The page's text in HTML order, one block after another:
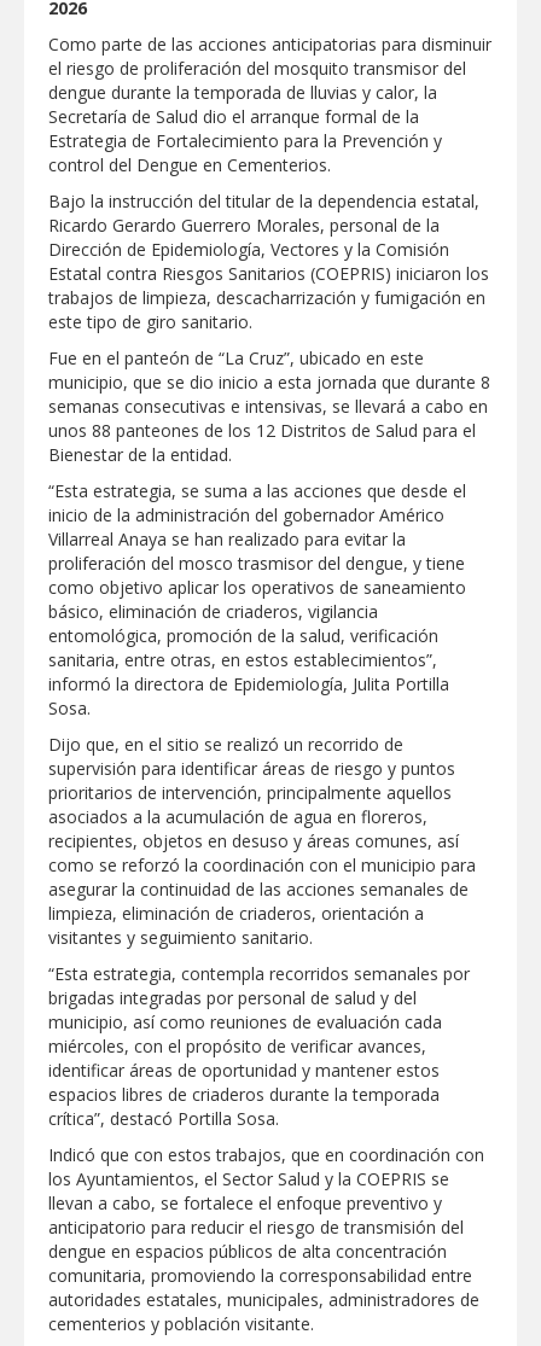
CONAEDU sobre redes sociales y
escuelas militarizadas
AVANZAN TRABAJOS DE
MODERNIZACIÓN EN AVENIDA
REFORMA; GOBIERNO MUNICIPAL
MANTIENE EL RITMO DE LAS OBRAS
PRIORITARIAS
Atendió Protección Civil de Reynosa
reportes ante lluvias
IMPULSA GESTIÓN AMBIENTAL
JORNADA DE MEJORA URBANA EN
HACIENDA SAN AGUSTÍN
Asegura alcalde de Reynosa buen
funcionamiento de Presa El Águila
GOBIERNO MUNICIPAL Y ESTATAL
CELEBRARÁN FERIA DEL EMPLEO EL
PRÓXIMO 18 DE AGOSTO
Logra STPS la generación de empleo
con más de 6 mil 900 colocaciones en
Tamaulipas
Anunciaron Gobierno Municipal,
PROFECO y CANACO: Feria de Regreso a
Clases 2026
Lleva gobierno de Reynosa programa
"Acción y Conciencia" a colonia
Integración Familiar
2026
Como parte de las acciones anticipatorias para disminuir
el riesgo de proliferación del mosquito transmisor del
dengue durante la temporada de lluvias y calor, la
Secretaría de Salud dio el arranque formal de la
Estrategia de Fortalecimiento para la Prevención y
control del Dengue en Cementerios.
Bajo la instrucción del titular de la dependencia estatal,
Ricardo Gerardo Guerrero Morales, personal de la
Dirección de Epidemiología, Vectores y la Comisión
Estatal contra Riesgos Sanitarios (COEPRIS) iniciaron los
trabajos de limpieza, descacharrización y fumigación en
este tipo de giro sanitario.
Fue en el panteón de “La Cruz”, ubicado en este
municipio, que se dio inicio a esta jornada que durante 8
semanas consecutivas e intensivas, se llevará a cabo en
unos 88 panteones de los 12 Distritos de Salud para el
Bienestar de la entidad.
“Esta estrategia, se suma a las acciones que desde el
inicio de la administración del gobernador Américo
Villarreal Anaya se han realizado para evitar la
proliferación del mosco trasmisor del dengue, y tiene
como objetivo aplicar los operativos de saneamiento
básico, eliminación de criaderos, vigilancia
entomológica, promoción de la salud, verificación
sanitaria, entre otras, en estos establecimientos”,
informó la directora de Epidemiología, Julita Portilla
Sosa.
Dijo que, en el sitio se realizó un recorrido de
supervisión para identificar áreas de riesgo y puntos
prioritarios de intervención, principalmente aquellos
asociados a la acumulación de agua en floreros,
recipientes, objetos en desuso y áreas comunes, así
como se reforzó la coordinación con el municipio para
asegurar la continuidad de las acciones semanales de
limpieza, eliminación de criaderos, orientación a
visitantes y seguimiento sanitario.
“Esta estrategia, contempla recorridos semanales por
brigadas integradas por personal de salud y del
municipio, así como reuniones de evaluación cada
miércoles, con el propósito de verificar avances,
identificar áreas de oportunidad y mantener estos
espacios libres de criaderos durante la temporada
crítica”, destacó Portilla Sosa.
Indicó que con estos trabajos, que en coordinación con
los Ayuntamientos, el Sector Salud y la COEPRIS se
llevan a cabo, se fortalece el enfoque preventivo y
anticipatorio para reducir el riesgo de transmisión del
dengue en espacios públicos de alta concentración
comunitaria, promoviendo la corresponsabilidad entre
autoridades estatales, municipales, administradores de
cementerios y población visitante.